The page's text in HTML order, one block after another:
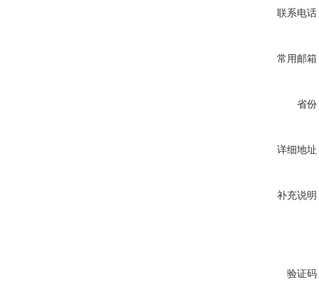
联系电话
常用邮箱
省份
详细地址
补充说明
验证码